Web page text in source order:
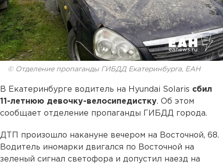
© Отделение пропаганды ГИБДД Екатеринбурга, ЕАН
В Екатеринбурге водитель на Hyundai Solaris сбил
11-летнюю девочку-велосипедистку. Об этом
сообщает отделение пропаганды ГИБДД города.
ДТП произошло накануне вечером на Восточной, 68.
Водитель иномарки двигался по Восточной на
зеленый сигнал светофора и допустил наезд на